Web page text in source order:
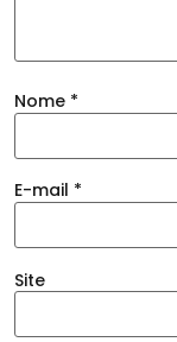
Nome *
E-mail *
Site